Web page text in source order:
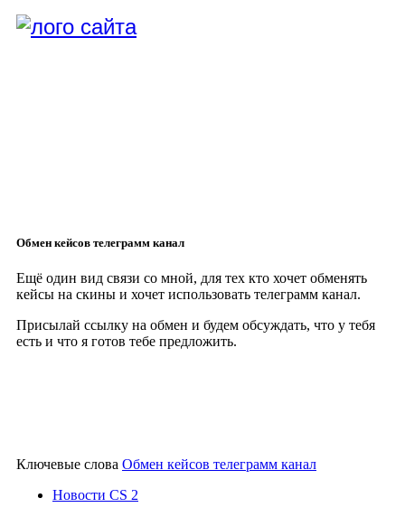
Обмен кейсов телеграмм канал
Ещё один вид связи со мной, для тех кто хочет обменять
кейсы на скины и хочет использовать телеграмм канал.
Присылай ссылку на обмен и будем обсуждать, что у тебя
есть и что я готов тебе предложить.
Ключевые слова Обмен кейсов телеграмм канал
Новости CS 2